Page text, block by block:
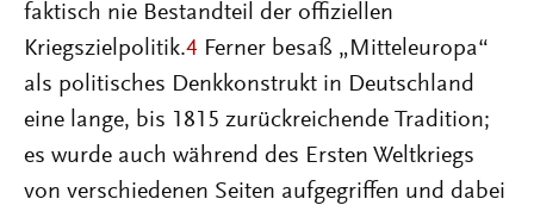
faktisch nie Bestandteil der offiziellen
Kriegszielpolitik.4 Ferner besaß „Mitteleuropa“
als politisches Denkkonstrukt in Deutschland
eine lange, bis 1815 zurückreichende Tradition;
es wurde auch während des Ersten Weltkriegs
von verschiedenen Seiten aufgegriffen und dabei